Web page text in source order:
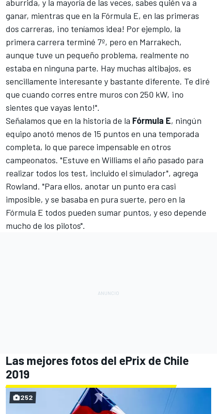
aburrida, y la mayoría de las veces, sabes quién va a
ganar, mientras que en la Fórmula E, en las primeras
dos carreras, ¡no teníamos idea! Por ejemplo, la
primera carrera terminé 7º, pero en Marrakech,
aunque tuve un pequeño problema, realmente no
estaba en ninguna parte. Hay muchas altibajos, es
sencillamente interesante y bastante diferente. Te diré
que cuando corres entre muros con 250 kW, ¡no
sientes que vayas lento!".
Señalamos que en la historia de la Fórmula E, ningún
equipo anotó menos de 15 puntos en una temporada
completa, lo que parece impensable en otros
campeonatos. "Estuve en Williams el año pasado para
realizar todos los test, incluido el simulador", agrega
Rowland. "Para ellos, anotar un punto era casi
imposible, y se basaba en pura suerte, pero en la
Fórmula E todos pueden sumar puntos, y eso depende
mucho de los pilotos".
Las mejores fotos del ePrix de Chile
2019
252